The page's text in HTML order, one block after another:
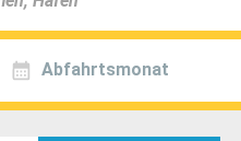
Abfahrtsmonat